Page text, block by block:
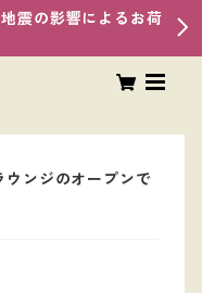
震の影響によるお荷
ンジのオープンで